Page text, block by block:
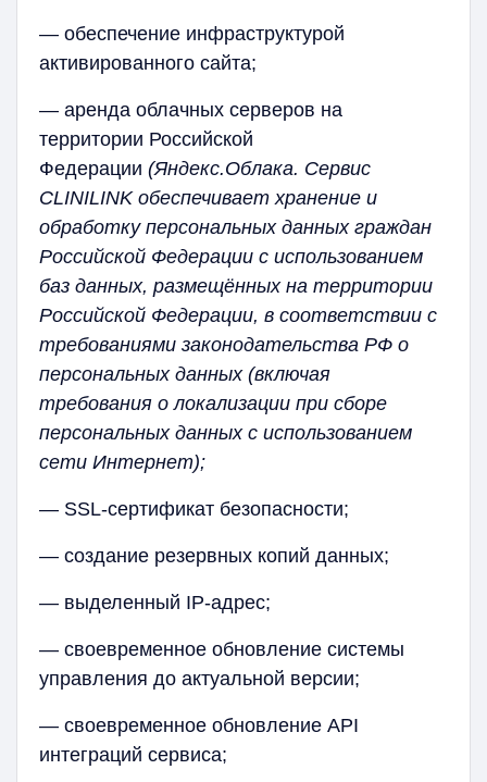
— обеспечение инфраструктурой
активированного сайта;
— аренда облачных серверов на
территории Российской
Федерации (Яндекс.Облака. Сервис
CLINILINK обеспечивает хранение и
обработку персональных данных граждан
Российской Федерации с использованием
баз данных, размещённых на территории
Российской Федерации, в соответствии с
требованиями законодательства РФ о
персональных данных (включая
требования о локализации при сборе
персональных данных с использованием
сети Интернет);
— SSL-сертификат безопасности;
— создание резервных копий данных;
— выделенный IP-адрес;
— своевременное обновление системы
управления до актуальной версии;
— своевременное обновление API
интеграций сервиса;